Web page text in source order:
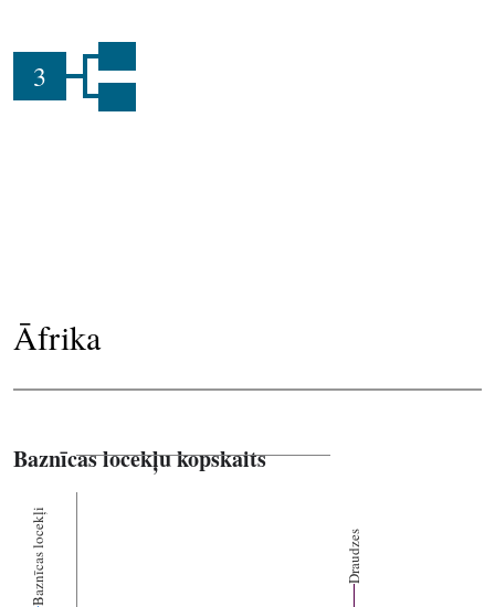
3
Āfrika
Baznīcas locekļu kopskaits
Baznīcas locekļi Draudzes